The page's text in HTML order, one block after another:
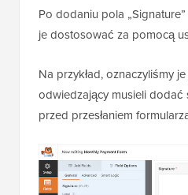
Po dodaniu pola
je dostosować za pomocą
Na przykład, oznaczyliśmy
odwiedzający musieli
przed przesłaniem